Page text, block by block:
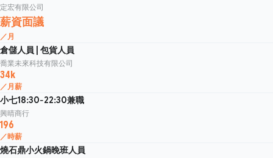
定宏有限公司
薪資面議
／月
倉儲人員 | 包貨人員
喬業未來科技有限公司
34k
／月薪
小七18:30-22:30兼職
興晴商行
196
／時薪
燒石鼎小火鍋晚班人員